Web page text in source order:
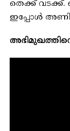
തെക്ക് വടക്ക്.
ഇപ്പോൾ